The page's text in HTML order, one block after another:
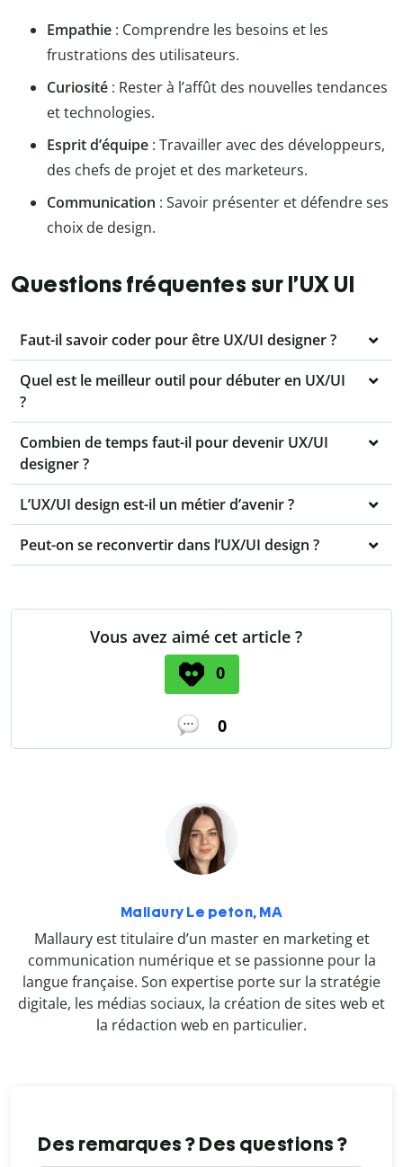
Empathie : Comprendre les besoins et les
frustrations des utilisateurs.
Curiosité : Rester à l’affût des nouvelles tendances
et technologies.
Esprit d’équipe : Travailler avec des développeurs,
des chefs de projet et des marketeurs.
Communication : Savoir présenter et défendre ses
choix de design.
Questions fréquentes sur l’UX UI
Faut-il savoir coder pour être UX/UI designer ?
Quel est le meilleur outil pour débuter en UX/UI
?
Combien de temps faut-il pour devenir UX/UI
designer ?
L’UX/UI design est-il un métier d’avenir ?
Peut-on se reconvertir dans l’UX/UI design ?
Vous avez aimé cet article ?
0
0
Mallaury Le peton, MA
Mallaury est titulaire d’un master en marketing et
communication numérique et se passionne pour la
langue française. Son expertise porte sur la stratégie
digitale, les médias sociaux, la création de sites web et
la rédaction web en particulier.
Des remarques ? Des questions ?